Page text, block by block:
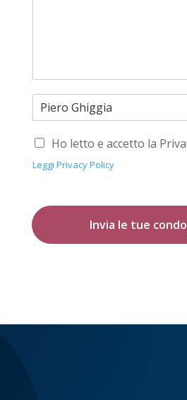
Ho letto e accetto la
Leggi Privacy Policy
Invia le tue